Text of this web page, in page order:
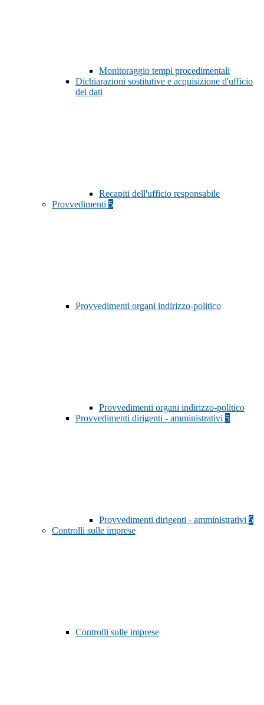
Monitoraggio tempi procedimentali
Dichiarazioni sostitutive e acquisizione d'ufficio
dei dati
Recapiti dell'ufficio responsabile
Provvedimenti 5
Provvedimenti organi indirizzo-politico
Provvedimenti organi indirizzo-politico
Provvedimenti dirigenti - amministrativi 5
Provvedimenti dirigenti - amministrativi 5
Controlli sulle imprese
Controlli sulle imprese